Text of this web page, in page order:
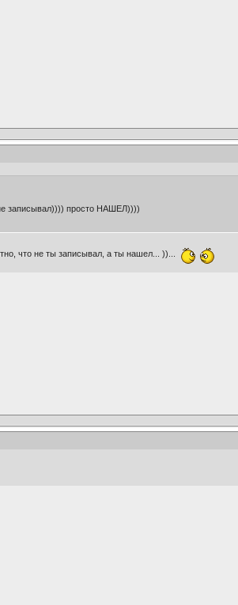
записывал)))) просто НАШЕЛ))))
что не ты записывал, а ты нашел... ))...